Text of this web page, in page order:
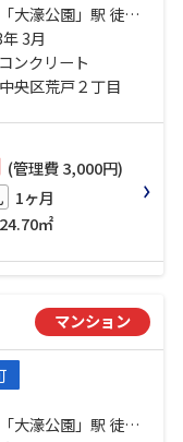
大濠公園」駅 徒歩4
3月
ンクリート
央区荒戸２丁目
(管理費 3,000円)
1ヶ月
㎡
マンション
大濠公園」駅 徒歩9